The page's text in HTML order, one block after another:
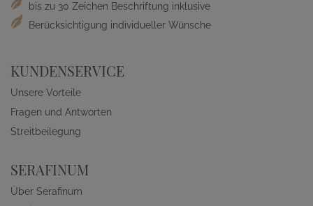
bis zu 30 Zeichen Beschriftung inklusive
Berücksichtigung individueller Wünsche
KUNDENSERVICE
Unsere Vorteile
Fragen und Antworten
Streitbeilegung
SERAFINUM
Über Serafinum